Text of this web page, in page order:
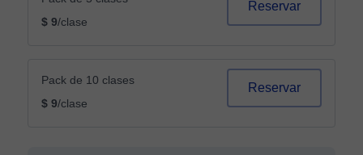
$ 9/clase
Reservar
Pack de 10 clases
$ 9/clase
Reservar